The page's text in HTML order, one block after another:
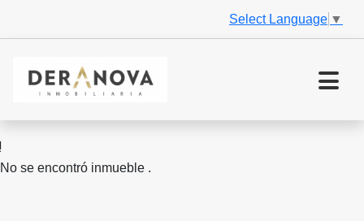
Select Language ▼
No se encontró inmueble .